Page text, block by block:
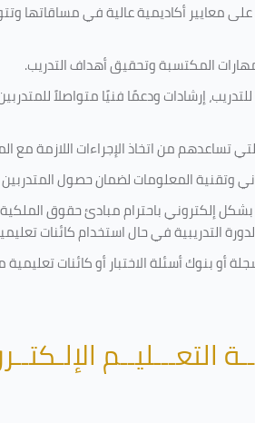
على معايير أكاديمية عالية في
المكتسبة وتحقيق أهداف التدريب.
إرشادات ودعمًا فنيًا متواصلاً
من اتخاذ الإجراءات اللازمة مع
وتقنية المعلومات لضمان حصول
إلكتروني باحترام مبادئ حقوق
التدريبية في حال استخدام كائنات
أو بنوك أسئلة الاختبار أو كائنات
التعـــليــم